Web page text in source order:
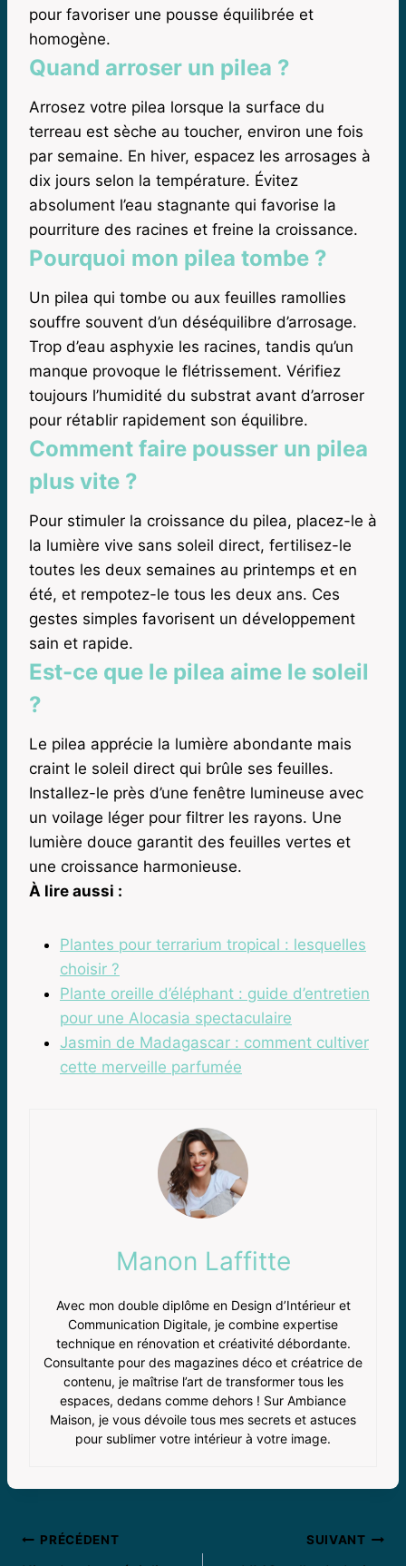
pour favoriser une pousse équilibrée et
homogène.
Quand arroser un pilea ?
Arrosez votre pilea lorsque la surface du
terreau est sèche au toucher, environ une fois
par semaine. En hiver, espacez les arrosages à
dix jours selon la température. Évitez
absolument l’eau stagnante qui favorise la
pourriture des racines et freine la croissance.
Pourquoi mon pilea tombe ?
Un pilea qui tombe ou aux feuilles ramollies
souffre souvent d’un déséquilibre d’arrosage.
Trop d’eau asphyxie les racines, tandis qu’un
manque provoque le flétrissement. Vérifiez
toujours l’humidité du substrat avant d’arroser
pour rétablir rapidement son équilibre.
Comment faire pousser un pilea
plus vite ?
Pour stimuler la croissance du pilea, placez-le à
la lumière vive sans soleil direct, fertilisez-le
toutes les deux semaines au printemps et en
été, et rempotez-le tous les deux ans. Ces
gestes simples favorisent un développement
sain et rapide.
Est-ce que le pilea aime le soleil
?
Le pilea apprécie la lumière abondante mais
craint le soleil direct qui brûle ses feuilles.
Installez-le près d’une fenêtre lumineuse avec
un voilage léger pour filtrer les rayons. Une
lumière douce garantit des feuilles vertes et
une croissance harmonieuse.
À lire aussi :
Plantes pour terrarium tropical : lesquelles
choisir ?
Plante oreille d’éléphant : guide d’entretien
pour une Alocasia spectaculaire
Jasmin de Madagascar : comment cultiver
cette merveille parfumée
Manon Laffitte
Avec mon double diplôme en Design d’Intérieur et
Communication Digitale, je combine expertise
technique en rénovation et créativité débordante.
Consultante pour des magazines déco et créatrice de
contenu, je maîtrise l’art de transformer tous les
espaces, dedans comme dehors ! Sur Ambiance
Maison, je vous dévoile tous mes secrets et astuces
pour sublimer votre intérieur à votre image.
Navigation
PRÉCÉDENT SUIVANT